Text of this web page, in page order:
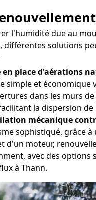
l'humidité due au
différentes solutions
en place d'aérations
simple et économique
dans les murs de
la dispersion
mécanique
sophistiqué, grâce à
d'un moteur,
avec des options
à Thann.